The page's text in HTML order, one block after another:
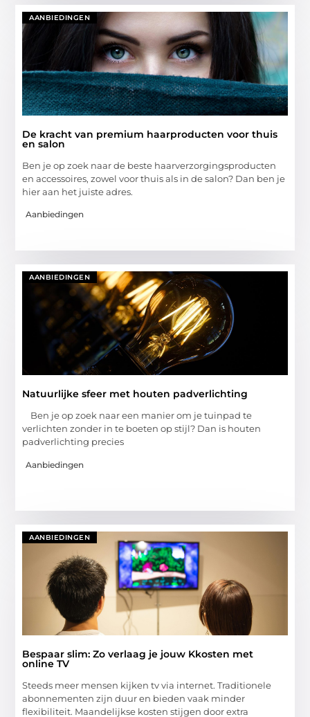
AANBIEDINGEN
De kracht van premium haarproducten voor thuis
en salon
Ben je op zoek naar de beste haarverzorgingsproducten
en accessoires, zowel voor thuis als in de salon? Dan ben je
hier aan het juiste adres.
Aanbiedingen
AANBIEDINGEN
Natuurlijke sfeer met houten padverlichting
Ben je op zoek naar een manier om je tuinpad te
verlichten zonder in te boeten op stijl? Dan is houten
padverlichting precies
Aanbiedingen
AANBIEDINGEN
Bespaar slim: Zo verlaag je jouw Kkosten met
online TV
Steeds meer mensen kijken tv via internet. Traditionele
abonnementen zijn duur en bieden vaak minder
flexibiliteit. Maandelijkse kosten stijgen door extra